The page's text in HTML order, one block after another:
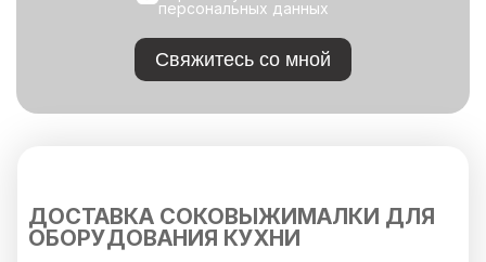
персональных данных
Свяжитесь со мной
ДОСТАВКА СОКОВЫЖИМАЛКИ ДЛЯ
ОБОРУДОВАНИЯ КУХНИ